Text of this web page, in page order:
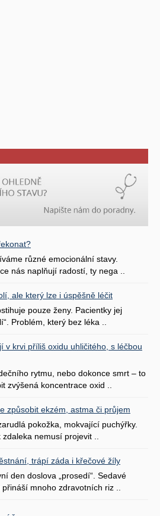
různé emocionální stavy.
nás naplňují radostí, ty nega ..
ale který lze i úspěšně léčit
pouze ženy. Pacientky jej
Problém, který bez léka ..
v krvi příliš oxidu uhličitého, s léčbou
rytmu, nebo dokonce smrt – to
zvýšená koncentrace oxid ..
způsobit ekzém, astma či průjem
pokožka, mokvající puchýřky.
nemusí projevit ..
trápí záda i křečové žíly
den doslova „prosedí“. Sedavé
mnoho zdravotních riz ..